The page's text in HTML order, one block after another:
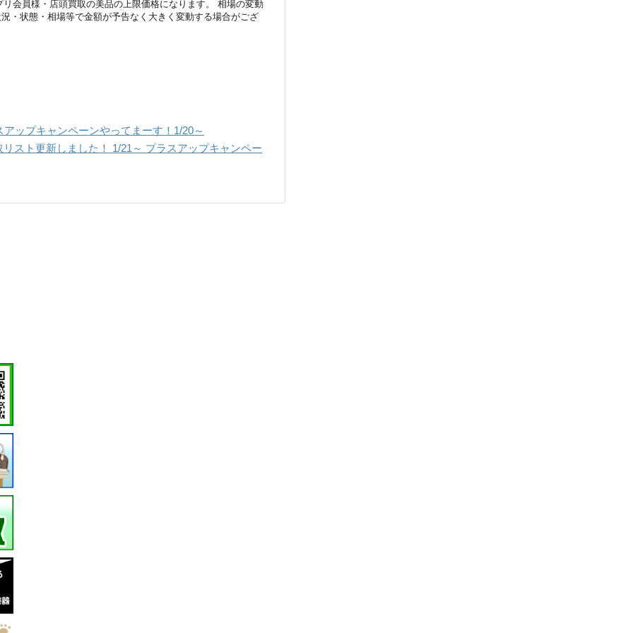
員様・店頭買取の美品の上限価格になります。 相場の変動
・状態・相場等で金額が予告なく大きく変動する場合がござ
ップキャンペーンやってまーす！1/20～
スト更新しました！ 1/21～ プラスアップキャンペー